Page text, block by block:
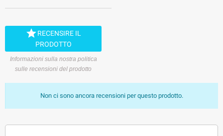
RECENSIRE IL
PRODOTTO
Informazioni sulla nostra politica
sulle recensioni del prodotto
Non ci sono ancora recensioni per questo prodotto.